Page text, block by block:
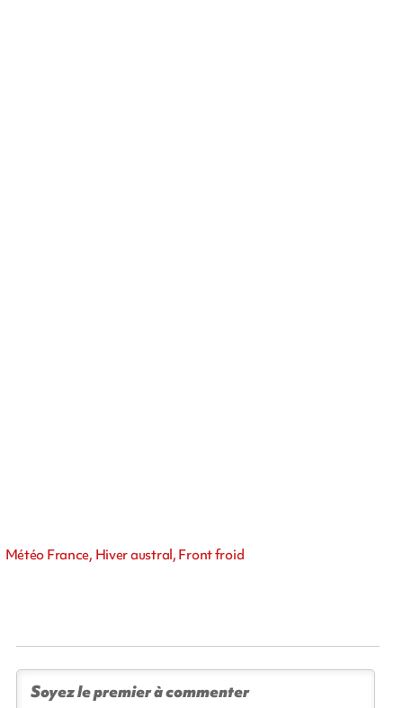
Météo France, Hiver austral, Front froid